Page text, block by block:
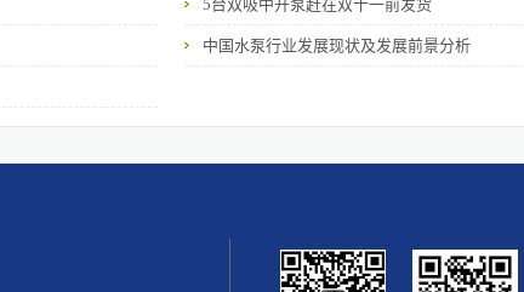
5台双吸中开泵赶在双十一前发货
中国水泵行业发展现状及发展前景分析